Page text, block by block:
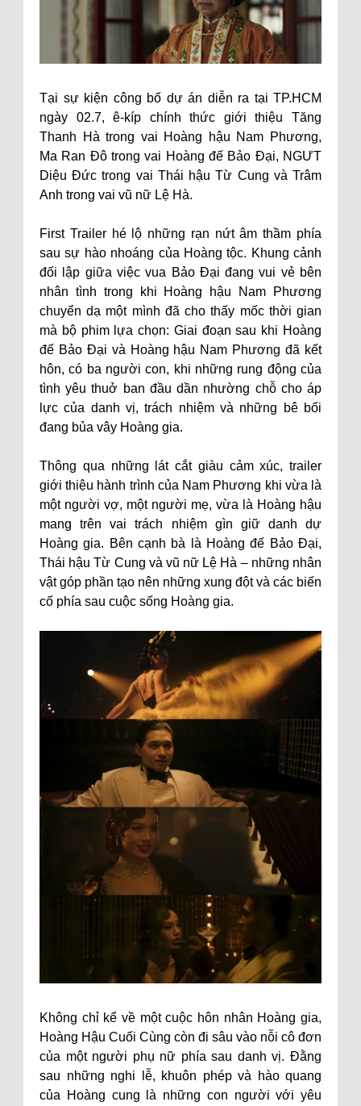
Tại sự kiện công bố dự án diễn ra tại TP.HCM
ngày 02.7, ê-kíp chính thức giới thiệu Tăng
Thanh Hà trong vai Hoàng hậu Nam Phương,
Ma Ran Đô trong vai Hoàng đế Bảo Đại, NGƯT
Diệu Đức trong vai Thái hậu Từ Cung và Trâm
Anh trong vai vũ nữ Lệ Hà.
First Trailer hé lộ những rạn nứt âm thầm phía
sau sự hào nhoáng của Hoàng tộc. Khung cảnh
đối lập giữa việc vua Bảo Đại đang vui vẻ bên
nhân tình trong khi Hoàng hậu Nam Phương
chuyển dạ một mình đã cho thấy mốc thời gian
mà bộ phim lựa chọn: Giai đoạn sau khi Hoàng
đế Bảo Đại và Hoàng hậu Nam Phương đã kết
hôn, có ba người con, khi những rung động của
tình yêu thuở ban đầu dần nhường chỗ cho áp
lực của danh vị, trách nhiệm và những bê bối
đang bủa vây Hoàng gia.
Thông qua những lát cắt giàu cảm xúc, trailer
giới thiệu hành trình của Nam Phương khi vừa là
một người vợ, một người mẹ, vừa là Hoàng hậu
mang trên vai trách nhiệm gìn giữ danh dự
Hoàng gia. Bên cạnh bà là Hoàng đế Bảo Đại,
Thái hậu Từ Cung và vũ nữ Lệ Hà – những nhân
vật góp phần tạo nên những xung đột và các biến
cố phía sau cuộc sống Hoàng gia.
Không chỉ kể về một cuộc hôn nhân Hoàng gia,
Hoàng Hậu Cuối Cùng còn đi sâu vào nỗi cô đơn
của một người phụ nữ phía sau danh vị. Đằng
sau những nghi lễ, khuôn phép và hào quang
của Hoàng cung là những con người với yêu